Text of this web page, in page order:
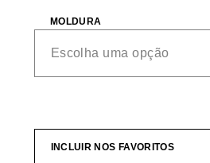
MOLDURA
INCLUIR NOS FAVORITOS